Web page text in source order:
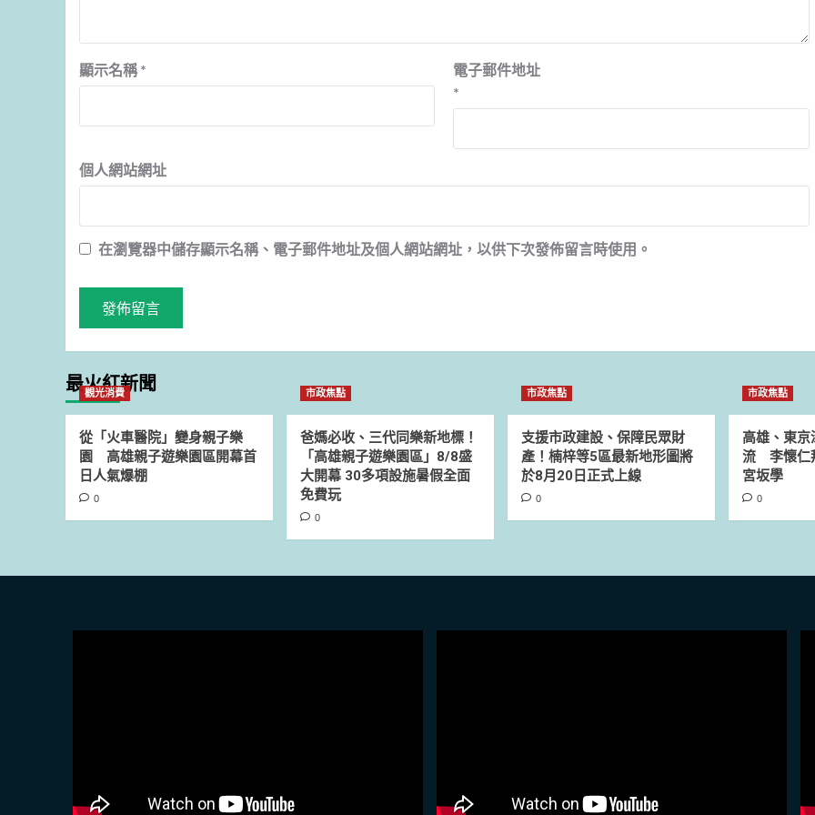
顯示名稱 *
電子郵件地址
*
個人網站網址
在瀏覽器中儲存顯示名稱、電子郵件地址及個人網站網址，以供下次發佈留言時使用。
最火紅新聞
觀光消費
從「火車醫院」變身親子樂
園 高雄親子遊樂園區開幕首
日人氣爆棚
0
市政焦點
爸媽必收、三代同樂新地標！
「高雄親子遊樂園區」8/8盛
大開幕 30多項設施暑假全面
免費玩
0
市政焦點
支援市政建設、保障民眾財
產！楠梓等5區最新地形圖將
於8月20日正式上線
0
市政焦點
高雄、東
流 李懷仁
宮坂學
0